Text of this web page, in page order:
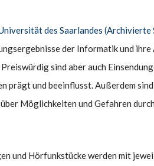
des Saarlandes
der Informatik und ihre
sind aber auch
prägt und beeinflusst. Außerdem
Möglichkeiten und Gefahren
und Hörfunkstücke werden mit